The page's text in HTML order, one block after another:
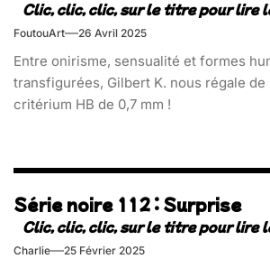
FoutouArt 26 Avril 2025
Entre onirisme, sensualité et formes
transfigurées, Gilbert K. nous régale de
critérium HB de 0,7 mm !
Série noire 112 : Surprise
Charlie 25 Février 2025